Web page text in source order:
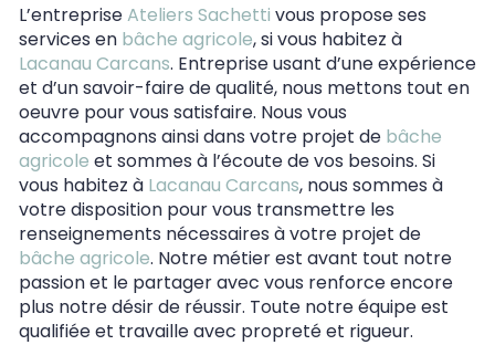
L’entrepriseAteliers Sachetti vous propose ses
services en bâche agricole, si vous habitez à
Lacanau Carcans. Entreprise usant d’une expérience
et d’un savoir-faire de qualité, nous mettons tout en
oeuvre pour vous satisfaire. Nous vous
accompagnons ainsi dans votre projet de bâche
agricole et sommes à l’écoute de vos besoins. Si
vous habitez à Lacanau Carcans, nous sommes à
votre disposition pour vous transmettre les
renseignements nécessaires à votre projet de
bâche agricole. Notre métier est avant tout notre
passion et le partager avec vous renforce encore
plus notre désir de réussir. Toute notre équipe est
qualifiée et travaille avec propreté et rigueur.